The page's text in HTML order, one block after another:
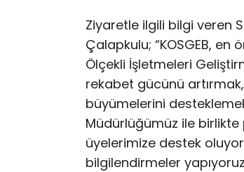
Ziyaretle ilgili bilgi veren
Çalapkulu; “KOSGEB,
Ölçekli İşletmeleri
rekabet gücünü
büyümelerini
Müdürlüğümüz ile birlikte
üyelerimize destek
bilgilendirmeler